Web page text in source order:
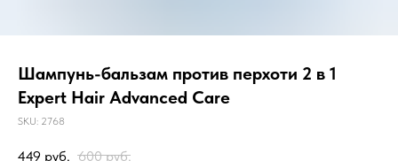
Шампунь-бальзам против перхоти 2 в 1
Expert Hair Advanced Care
SKU: 2768
449 руб. 600 руб.